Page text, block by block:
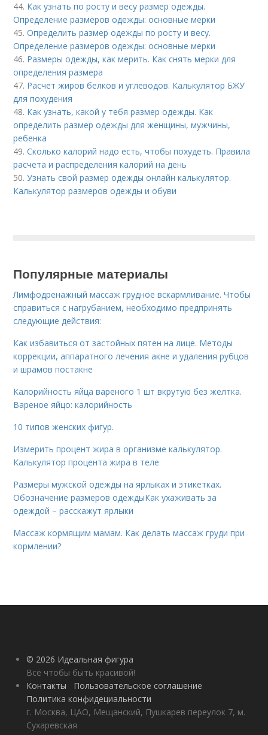
44. Как узнать по росту и весу размер одежды.
Определение размеров одежды: основные мерки
45.Определить размер одежды по росту и весу.
Определение размеров одежды: основные мерки
46. Размеры одежды, как мерить. Как снять мерки для
определения размера
47. Расчет жиров белков и углеводов. Калькулятор БЖУ
для похудения
48. Как узнать, какой у тебя размер одежды. Как
определить размер одежды для женщины, мужчины,
ребенка
49.Сколько калорий надо есть, чтобы похудеть. Правила
расчета и распределения калорий на день
50.Узнать свой размер одежды онлайн калькулятор.
Калькулятор размеров одежды и обуви
Популярные материалы
Лимфодренажный массаж грудное вскармливание. Чтобы
справиться с нагрубанием, необходимо предпринять
следующие действия:
Как избавиться от застойных пятен на лице. Методы
коррекции, аппаратного лечения акне и удаления рубцов
и шрамов постакне
Калорийность яйца вареного 1 шт вкрутую без желтка.
Вареное яйцо: калорийность
10 типов женских фигур.
Измерить процент жира в организме калькулятор.
Калькулятор процента жира в теле
Размеры мужской одежды на ярлыках и этикетках.
Обозначение размеров одеждыКак ухаживать за
одеждой – расскажут ярлыки
Массаж кормящим мамам. Как делать массаж груди при
кормлении?
© 2026 Идеальная фигура
Всё чтобы быть красивой!
Контакты
Пользовательское соглашение
Политика конфидециальности
г. Москва, ЦАО, Мещанский, Пушкарев переулок 7, м.
Сухаревская